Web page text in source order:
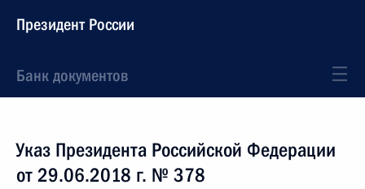
Президент России
Банк документов
Указ Президента Российской Федерации
от 29.06.2018 г. № 378